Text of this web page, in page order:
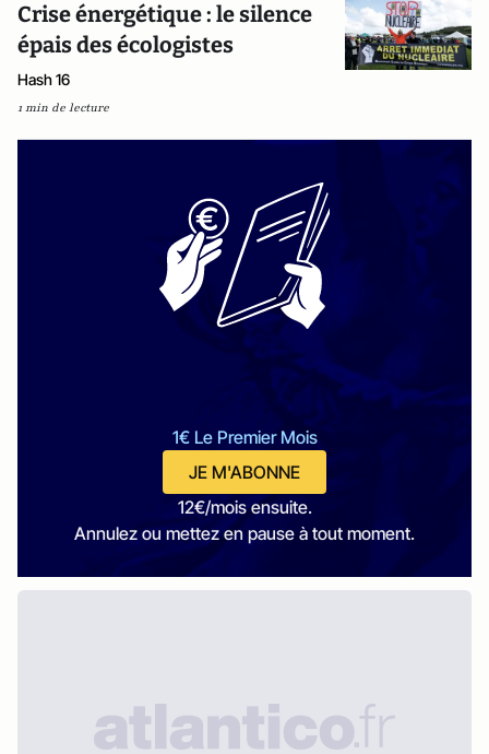
Crise énergétique : le silence
épais des écologistes
Hash 16
1 min de lecture
1€ Le Premier Mois
JE M'ABONNE
12€/mois ensuite.
Annulez ou mettez en pause à tout moment.